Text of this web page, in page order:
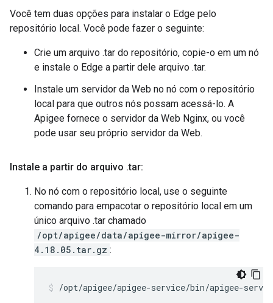
Você tem duas opções para instalar o Edge pelo
repositório local. Você pode fazer o seguinte:
Crie um arquivo .tar do repositório, copie-o em um nó
e instale o Edge a partir dele arquivo .tar.
Instale um servidor da Web no nó com o repositório
local para que outros nós possam acessá-lo. A
Apigee fornece o servidor da Web Nginx, ou você
pode usar seu próprio servidor da Web.
Instale a partir do arquivo .tar:
No nó com o repositório local, use o seguinte
comando para empacotar o repositório local em um
único arquivo .tar chamado
/opt/apigee/data/apigee-mirror/apigee-
4.18.05.tar.gz :
/opt/apigee/apigee-service/bin/apigee-